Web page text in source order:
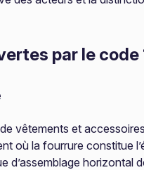
par le code
vêtements et
où la fourrure constitue
d’assemblage horizontal